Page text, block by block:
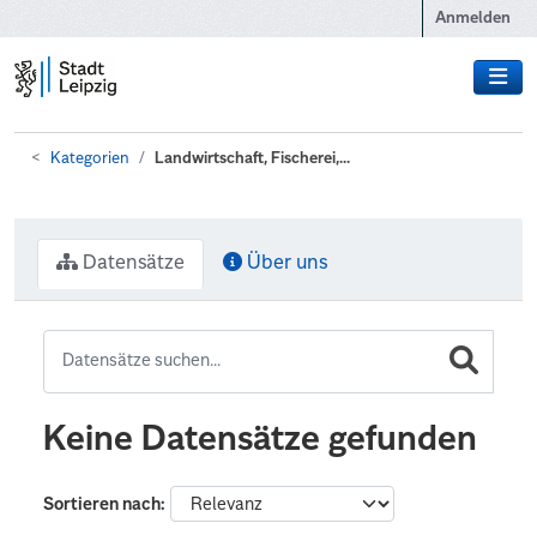
Anmelden
Kategorien Landwirtschaft, Fischerei,...
Datensätze Über uns
Keine Datensätze gefunden
Sortieren nach